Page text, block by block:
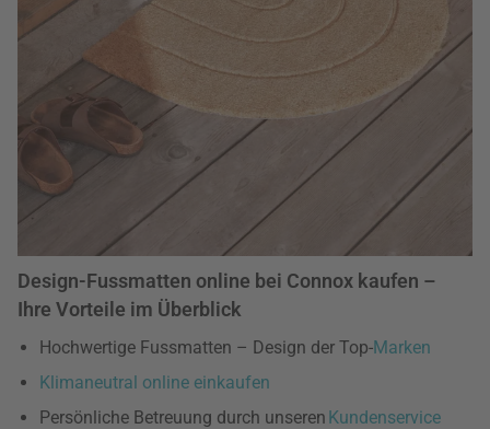
Design-Fussmatten online bei Connox kaufen –
Ihre Vorteile im Überblick
Hochwertige Fussmatten – Design der Top-Marken
Klimaneutral online einkaufen
Persönliche Betreuung durch unseren Kundenservice